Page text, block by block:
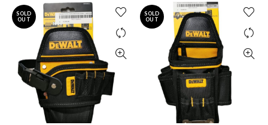
SOLD
OUT
SOLD
OUT